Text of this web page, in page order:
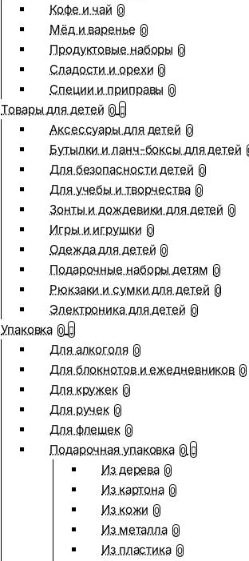
Кофе и чай 0
Мёд и варенье 0
Продуктовые наборы 0
Сладости и орехи 0
Специи и приправы 0
Товары для детей 0
Аксессуары для детей 0
Бутылки и ланч-боксы для детей
Для безопасности детей 0
Для учебы и творчества 0
Зонты и дождевики для детей 0
Игры и игрушки 0
Одежда для детей 0
Подарочные наборы детям 0
Рюкзаки и сумки для детей 0
Электроника для детей 0
Упаковка 0
Для алкоголя 0
Для блокнотов и ежедневников 0
Для кружек 0
Для ручек 0
Для флешек 0
Подарочная упаковка 0
Из дерева 0
Из картона 0
Из кожи 0
Из металла 0
Из пластика 0